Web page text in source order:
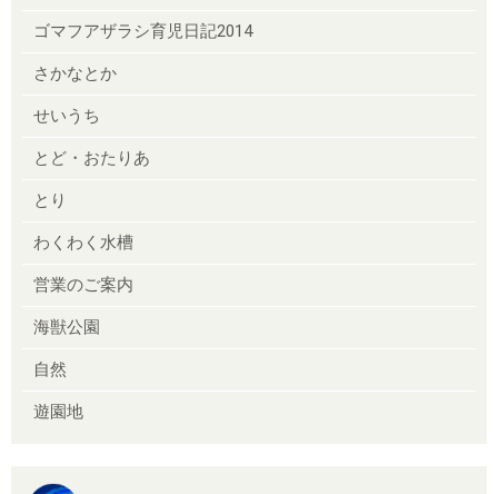
ゴマフアザラシ育児日記2014
さかなとか
せいうち
とど・おたりあ
とり
わくわく水槽
営業のご案内
海獣公園
自然
遊園地